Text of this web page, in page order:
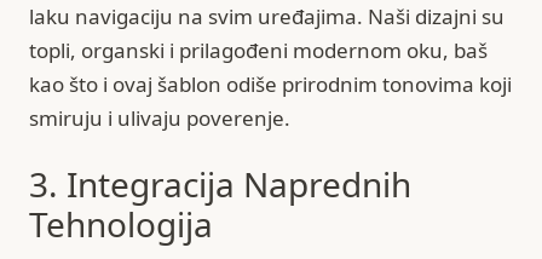
laku navigaciju na svim uređajima. Naši dizajni su
topli, organski i prilagođeni modernom oku, baš
kao što i ovaj šablon odiše prirodnim tonovima koji
smiruju i ulivaju poverenje.
3. Integracija Naprednih
Tehnologija